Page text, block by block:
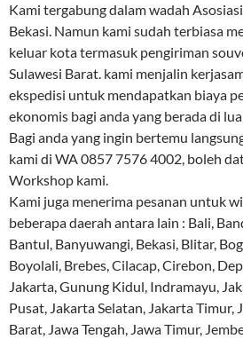
Kami tergabung dalam wadah
Bekasi. Namun kami sudah terbiasa
keluar kota termasuk pengiriman
Sulawesi Barat. kami menjalin
ekspedisi untuk mendapatkan biaya
ekonomis bagi anda yang berada di
Bagi anda yang ingin bertemu
kami di WA 0857 7576 4002, boleh
Workshop kami.
Kami juga menerima pesanan untuk
beberapa daerah antara lain : Bali,
Bantul, Banyuwangi, Bekasi, Blitar,
Boyolali, Brebes, Cilacap, Cirebon,
Jakarta, Gunung Kidul, Indramayu,
Pusat, Jakarta Selatan, Jakarta Timur,
Barat, Jawa Tengah, Jawa Timur,